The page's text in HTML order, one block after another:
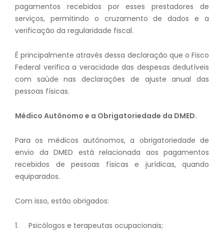
pagamentos recebidos por esses prestadores de
serviços, permitindo o cruzamento de dados e a
verificação da regularidade fiscal.
É principalmente através dessa declaração que o Fisco
Federal verifica a veracidade das despesas dedutíveis
com saúde nas declarações de ajuste anual das
pessoas físicas.
Médico Autônomo e a Obrigatoriedade da DMED.
Para os médicos autônomos, a obrigatoriedade de
envio da DMED está relacionada aos pagamentos
recebidos de pessoas físicas e jurídicas, quando
equiparados.
Com isso, estão obrigados:
1. Psicólogos e terapeutas ocupacionais;